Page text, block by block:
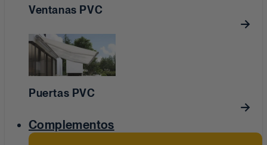
Ventanas PVC
Puertas PVC
Complementos